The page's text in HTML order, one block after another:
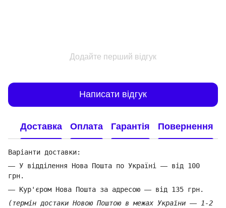
Додайте перший відгук
Написати відгук
Доставка Оплата Гарантія Повернення
Варіанти доставки:
— У відділення Нова Пошта по Україні — від 100
грн.
— Кур'єром Нова Пошта за адресою — від 135 грн.
(термін достаки Новою Поштою в межах України — 1-2